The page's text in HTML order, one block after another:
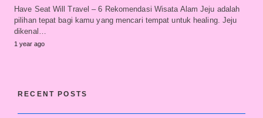
Have Seat Will Travel – 6 Rekomendasi Wisata Alam Jeju adalah
pilihan tepat bagi kamu yang mencari tempat untuk healing. Jeju
dikenal…
1 year ago
RECENT POSTS